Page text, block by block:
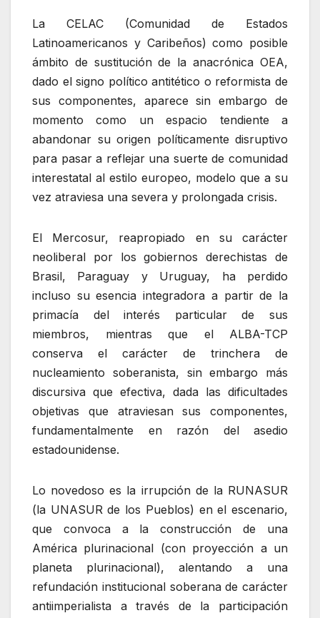
La CELAC (Comunidad de Estados
Latinoamericanos y Caribeños) como posible
ámbito de sustitución de la anacrónica OEA,
dado el signo político antitético o reformista de
sus componentes, aparece sin embargo de
momento como un espacio tendiente a
abandonar su origen políticamente disruptivo
para pasar a reflejar una suerte de comunidad
interestatal al estilo europeo, modelo que a su
vez atraviesa una severa y prolongada crisis.
El Mercosur, reapropiado en su carácter
neoliberal por los gobiernos derechistas de
Brasil, Paraguay y Uruguay, ha perdido
incluso su esencia integradora a partir de la
primacía del interés particular de sus
miembros, mientras que el ALBA-TCP
conserva el carácter de trinchera de
nucleamiento soberanista, sin embargo más
discursiva que efectiva, dada las dificultades
objetivas que atraviesan sus componentes,
fundamentalmente en razón del asedio
estadounidense.
Lo novedoso es la irrupción de la RUNASUR
(la UNASUR de los Pueblos) en el escenario,
que convoca a la construcción de una
América plurinacional (con proyección a un
planeta plurinacional), alentando a una
refundación institucional soberana de carácter
antiimperialista a través de la participación